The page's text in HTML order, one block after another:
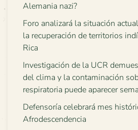
Alemania nazi?
Foro analizará la situación
la recuperación de territorios
Rica
Investigación de la UCR
del clima y la contaminación
respiratoria puede aparecer
Defensoría celebrará mes
Afrodescendencia